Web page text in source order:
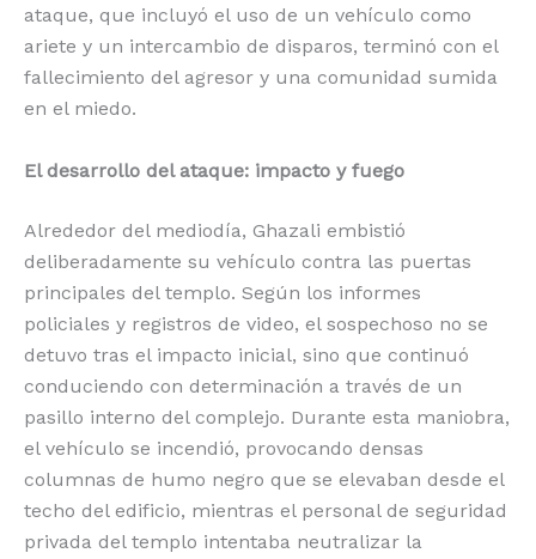
ataque, que incluyó el uso de un vehículo como
ariete y un intercambio de disparos, terminó con el
fallecimiento del agresor y una comunidad sumida
en el miedo.
El desarrollo del ataque: impacto y fuego
Alrededor del mediodía, Ghazali embistió
deliberadamente su vehículo contra las puertas
principales del templo. Según los informes
policiales y registros de video, el sospechoso no se
detuvo tras el impacto inicial, sino que continuó
conduciendo con determinación a través de un
pasillo interno del complejo. Durante esta maniobra,
el vehículo se incendió, provocando densas
columnas de humo negro que se elevaban desde el
techo del edificio, mientras el personal de seguridad
privada del templo intentaba neutralizar la